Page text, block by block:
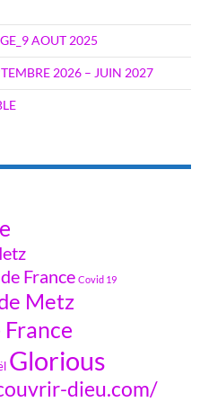
AOUT 2025
2026 – JUIN 2027
France Covid 19
Metz
Glorious
dieu.com/